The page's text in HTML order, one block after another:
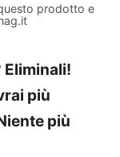
prodotto e
più
più